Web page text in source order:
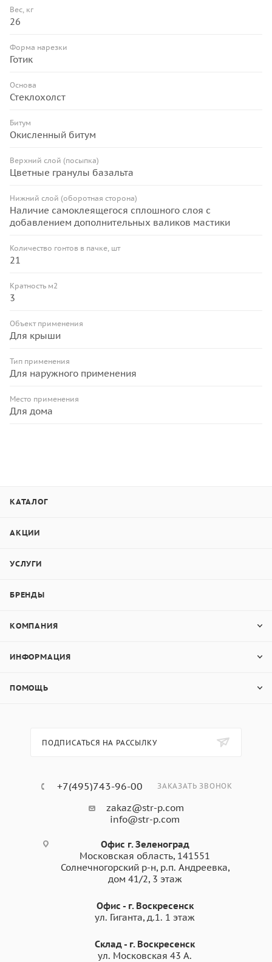
Вес, кг
26
Форма нарезки
Готик
Основа
Стеклохолст
Битум
Окисленный битум
Верхний слой (посыпка)
Цветные гранулы базальта
Нижний слой (оборотная сторона)
Наличие самоклеящегося сплошного слоя с
добавлением дополнительных валиков мастики
Количество гонтов в пачке, шт
21
Кратность м2
3
Объект применения
Для крыши
Тип применения
Для наружного применения
Место применения
Для дома
КАТАЛОГ
АКЦИИ
УСЛУГИ
БРЕНДЫ
КОМПАНИЯ
ИНФОРМАЦИЯ
ПОМОЩЬ
ПОДПИСАТЬСЯ НА РАССЫЛКУ
+7(495)743-96-00 ЗАКАЗАТЬ ЗВОНОК
zakaz@str-p.com
info@str-p.com
Офис г. Зеленоград
Московская область, 141551
Солнечногорский р-н, р.п. Андреевка,
дом 41/2, 3 этаж
Офис - г. Воскресенск
ул. Гиганта, д.1. 1 этаж
Склад - г. Воскресенск
ул. Московская 43 А.